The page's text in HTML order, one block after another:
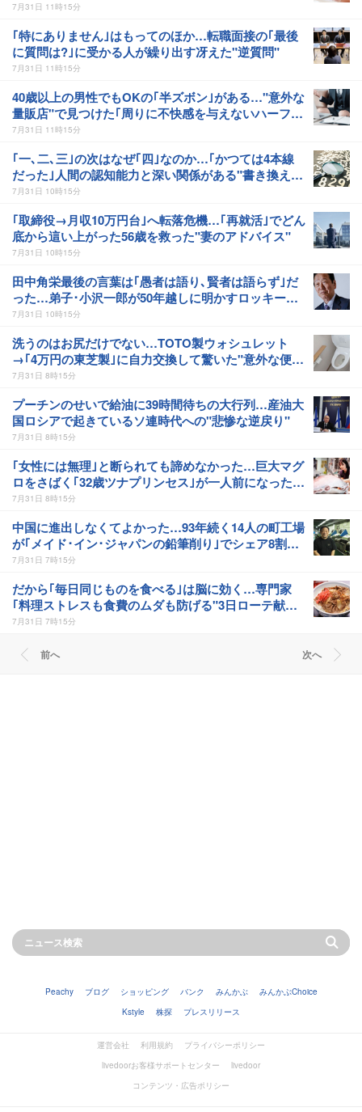
7月31日 11時15分
｢特にありません｣はもってのほか…転職面接の｢最後
に質問は?｣に受かる人が繰り出す冴えた"逆質問"
7月31日 11時15分
40歳以上の男性でもOKの｢半ズボン｣がある…"意外な
量販店"で見つけた｢周りに不快感を与えないハーフパ
ンツ｣
7月31日 11時15分
｢一､二､三｣の次はなぜ｢四｣なのか…｢かつては4本線
だった｣人間の認知能力と深い関係がある"書き換えの
歴史"
7月31日 10時15分
｢取締役→月収10万円台｣へ転落危機…｢再就活｣でどん
底から這い上がった56歳を救った"妻のアドバイス"
7月31日 10時15分
田中角栄最後の言葉は｢愚者は語り､賢者は語らず｣だ
った…弟子･小沢一郎が50年越しに明かすロッキード
事件の謎
7月31日 10時15分
洗うのはお尻だけでない…TOTO製ウォシュレット
→｢4万円の東芝製｣に自力交換して驚いた"意外な便利
機能"
7月31日 8時15分
プーチンのせいで給油に39時間待ちの大行列…産油大
国ロシアで起きているソ連時代への"悲惨な逆戻り"
7月31日 8時15分
｢女性には無理｣と断られても諦めなかった…巨大マグ
ロをさばく｢32歳ツナプリンセス｣が一人前になった瞬
間
7月31日 8時15分
中国に進出しなくてよかった…93年続く14人の町工場
が｢メイド･イン･ジャパンの鉛筆削り｣でシェア8割の
ワケ
7月31日 7時15分
だから｢毎日同じものを食べる｣は脳に効く…専門家
｢料理ストレスも食費のムダも防げる"3日ローテ献
立"｣
7月31日 7時15分
前へ 次へ
Peachy ブログ ショッピング バンク みんかぶ
みんかぶChoice
Kstyle
株探 プレスリリース
運営会社 利用規約
プライバシーポリシー
livedoorお客様サポートセンター
livedoor
コンテンツ・広告ポリシー